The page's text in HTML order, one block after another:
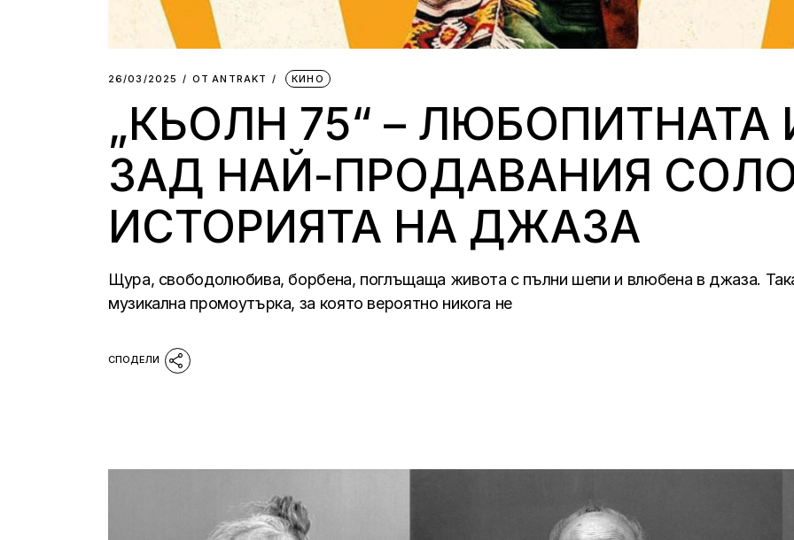
26/03/2025 ОТ АNTRAKT КИНО
„КЬОЛН 75“ – ЛЮБОПИТНАТА
ЗАД НАЙ-ПРОДАВАНИЯ
ИСТОРИЯТА НА ДЖАЗА
Щура, свободолюбива, борбена, поглъщаща живота с пълни шепи и влюбена в джаза.
музикална промоутърка, за която вероятно никога не